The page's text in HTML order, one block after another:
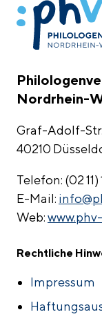
Nordrhein-
Graf-Adolf-
40210
Telefon: (02 11)
E-Mail:
Web:
Rechtliche
Fußzeile
Impressum